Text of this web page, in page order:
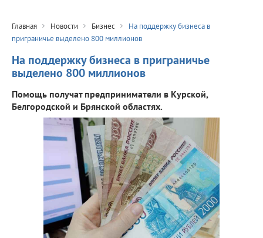
Главная Новости Бизнес
На поддержку бизнеса в
приграничье выделено 800 миллионов
На поддержку бизнеса в приграничье
выделено 800 миллионов
Помощь получат предприниматели в Курской,
Белгородской и Брянской областях.